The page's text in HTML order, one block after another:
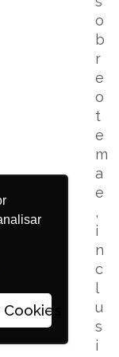
o
b
r
e
o
t
e
m
a
e
,
i
n
c
l
u
s
i